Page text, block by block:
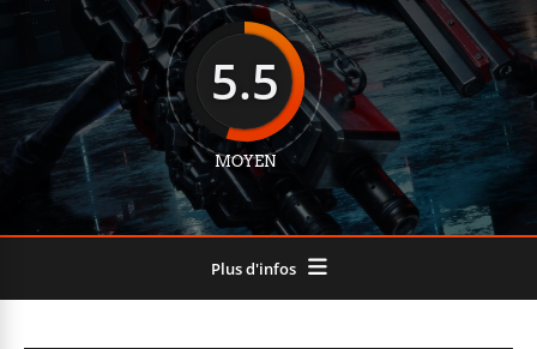
5.5
MOYEN
Plus d'infos